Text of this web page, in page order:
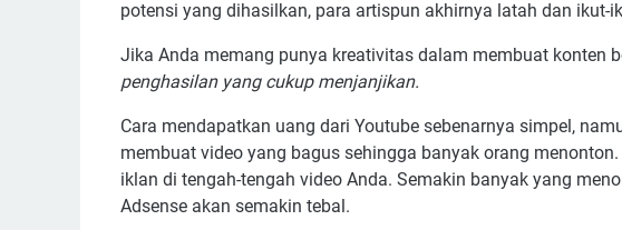
potensi yang dihasilkan, para artispun akhirnya latah dan ikut-
Jika Anda memang punya kreativitas dalam membuat konten
penghasilan yang cukup menjanjikan.
Cara mendapatkan uang dari Youtube sebenarnya simpel,
membuat video yang bagus sehingga banyak orang
iklan di tengah-tengah video Anda. Semakin banyak yang
Adsense akan semakin tebal.